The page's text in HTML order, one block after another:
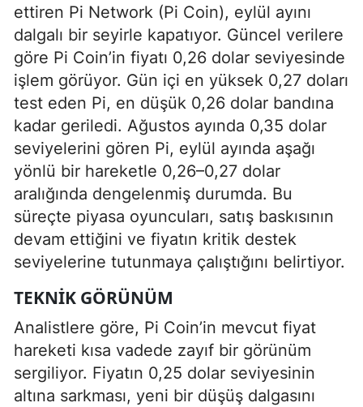
ettiren Pi Network (Pi Coin), eylül ayını
dalgalı bir seyirle kapatıyor. Güncel verilere
göre Pi Coin’in fiyatı 0,26 dolar seviyesinde
işlem görüyor. Gün içi en yüksek 0,27 doları
test eden Pi, en düşük 0,26 dolar bandına
kadar geriledi. Ağustos ayında 0,35 dolar
seviyelerini gören Pi, eylül ayında aşağı
yönlü bir hareketle 0,26–0,27 dolar
aralığında dengelenmiş durumda. Bu
süreçte piyasa oyuncuları, satış baskısının
devam ettiğini ve fiyatın kritik destek
seviyelerine tutunmaya çalıştığını belirtiyor.
TEKNIK GÖRÜNÜM
Analistlere göre, Pi Coin’in mevcut fiyat
hareketi kısa vadede zayıf bir görünüm
sergiliyor. Fiyatın 0,25 dolar seviyesinin
altına sarkması, yeni bir düşüş dalgasını